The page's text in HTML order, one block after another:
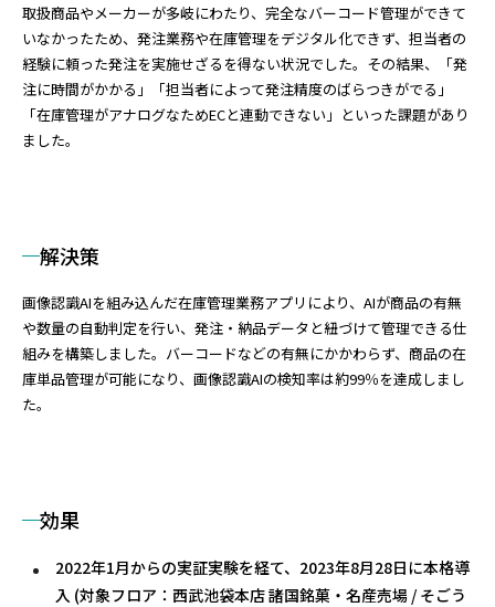
取扱商品やメーカーが多岐にわたり、完全なバーコード管理ができて
いなかったため、発注業務や在庫管理をデジタル化できず、担当者の
経験に頼った発注を実施せざるを得ない状況でした。その結果、「発
注に時間がかかる」「担当者によって発注精度のばらつきがでる」
「在庫管理がアナログなためECと連動できない」といった課題があり
ました。
解決策
画像認識AIを組み込んだ在庫管理業務アプリにより、AIが商品の有無
や数量の自動判定を行い、発注・納品データと紐づけて管理できる仕
組みを構築しました。バーコードなどの有無にかかわらず、商品の在
庫単品管理が可能になり、画像認識AIの検知率は約99％を達成しまし
た。
効果
2022年1月からの実証実験を経て、2023年8月28日に本格導
入 (対象フロア：西武池袋本店 諸国銘菓・名産売場 / そごう